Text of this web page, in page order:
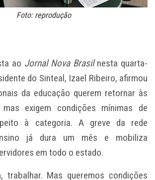
Foto: reprodução
ao Jornal Nova Brasilnesta quarta-
do Sinteal, Izael Ribeiro, afirmou
da educação querem retornar às
exigem condições mínimas de
à categoria. A greve da rede
já dura um mês e mobiliza
em todo o estado.
trabalhar. Mas queremos condições